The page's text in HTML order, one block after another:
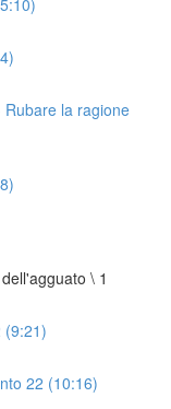
Rubare la ragione
\ 1
(9:21)
22 (10:16)